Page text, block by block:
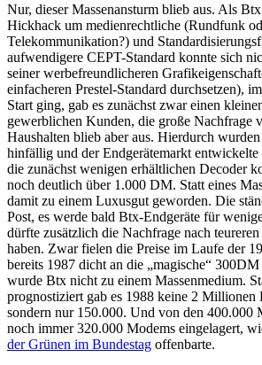
Nur, dieser Massenansturm blieb aus. Als
Hickhack um medienrechtliche (Rundfunk
Telekommunikation?) und
aufwendigere CEPT-Standard konnte sich
seiner werbefreundlicheren
einfacheren Prestel-Standard durchsetzen),
Start ging, gab es zunächst zwar einen
gewerblichen Kunden, die große Nachfrage
Haushalten blieb aber aus. Hierdurch
hinfällig und der Endgerätemarkt
die zunächst wenigen erhältlichen Decoder
noch deutlich über 1.000 DM. Statt eines
damit zu einem Luxusgut geworden. Die
Post, es werde bald Btx-Endgeräte für
dürfte zusätzlich die Nachfrage nach
haben. Zwar fielen die Preise im Laufe der
bereits 1987 dicht an die „magische“
wurde Btx nicht zu einem Massenmedium.
prognostiziert gab es 1988 keine 2 Millionen
sondern nur 150.000. Und von den 400.000
noch immer 320.000 Modems eingelagert,
der Grünen im Bundestag offenbarte.